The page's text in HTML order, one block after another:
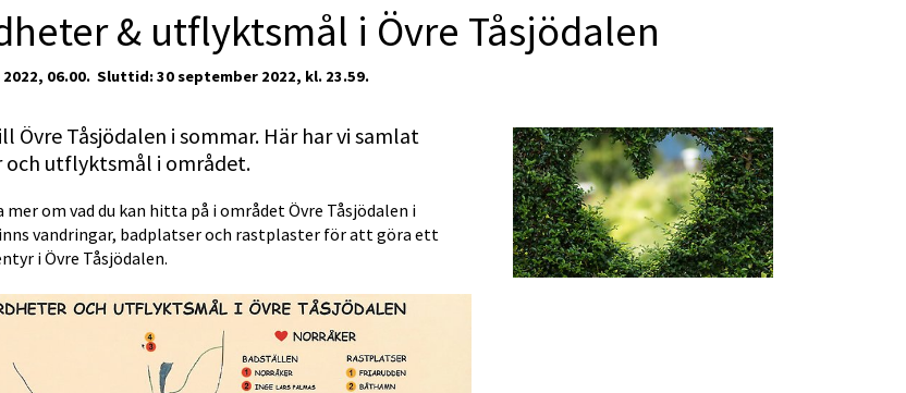
& utflyktsmål i Övre Tåsjödalen
06.00. Sluttid: 30 september 2022, kl. 23.59.
Övre Tåsjödalen i sommar. Här har vi samlat
och utflyktsmål i området.
mer om vad du kan hitta på i området Övre Tåsjödalen i
vandringar, badplatser och rastplaster för att göra ett
i Övre Tåsjödalen.
Förstora bilden
Förstora bilden